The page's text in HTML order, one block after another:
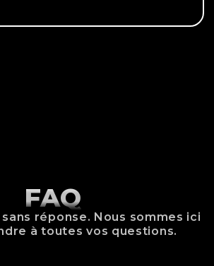
FAQ
réponse. Nous sommes ici
à toutes vos questions.